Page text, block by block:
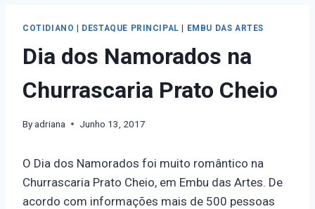
COTIDIANO DESTAQUE PRINCIPAL EMBU DAS ARTES
Dia dos Namorados na
Churrascaria Prato Cheio
Byadriana Junho 13, 2017
O Dia dos Namorados foi muito romântico na
Churrascaria Prato Cheio, em Embu das Artes. De
acordo com informações mais de 500 pessoas